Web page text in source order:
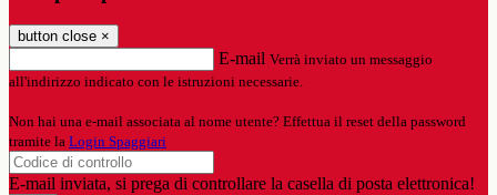
button close ×
E-mail Verrà inviato un messaggio
all'indirizzo indicato con le istruzioni necessarie.
Non hai una e-mail associata al nome utente? Effettua il reset della password
tramite la Login Spaggiari
E-mail inviata, si prega di controllare la casella di posta elettronica!